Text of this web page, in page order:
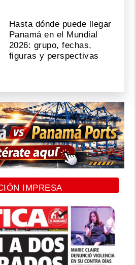
Hasta dónde puede llegar
Panamá en el Mundial
2026: grupo, fechas,
figuras y perspectivas
IMPRESA